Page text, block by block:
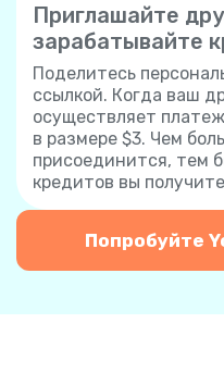
Приглашайте
зарабатывайте
Поделитесь
ссылкой. Когда ваш
осуществляет
в размере $3. Чем
присоединится, тем
кредитов вы
Попробуйте